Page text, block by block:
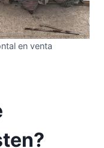
en venta